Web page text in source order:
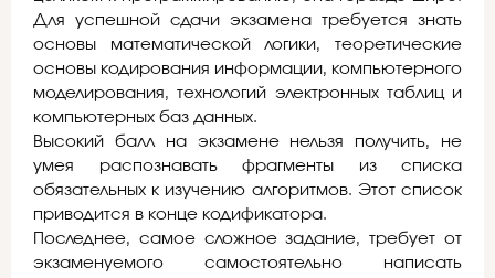
Для успешной сдачи экзамена требуется знать
основы математической логики, теоретические
основы кодирования информации, компьютерного
моделирования, технологий электронных таблиц и
компьютерных баз данных.
Высокий балл на экзамене нельзя получить, не
умея распознавать фрагменты из списка
обязательных к изучению алгоритмов. Этот список
приводится в конце кодификатора.
Последнее, самое сложное задание, требует от
экзаменуемого самостоятельно написать